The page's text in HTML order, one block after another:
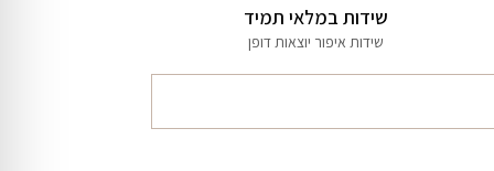
שידות במלאי תמיד
שידות איפור יוצאות דופן